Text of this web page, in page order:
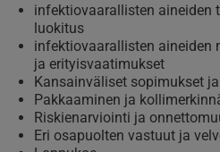
infektiovaarallisten aineiden
luokitus
infektiovaarallisten aineiden
ja erityisvaatimukset
Kansainväliset sopimukset
Pakkaaminen ja
Riskienarviointi ja
Eri osapuolten vastuut ja